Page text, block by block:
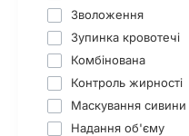
Зволоження
Зупинка кровотечі
Комбінована
Контроль жирності
Маскування сивини
Надання об'єму